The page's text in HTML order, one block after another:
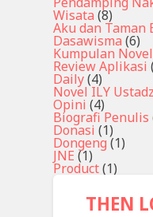
Wisata (8)
Aku dan Taman
Dasawisma (6)
Kumpulan Novel
Review Aplikasi
Daily(4)
Novel ILY Ustadz
Opini (4)
Biografi Penulis
Donasi (1)
Dongeng (1)
JNE (1)
Product(1)
THEN